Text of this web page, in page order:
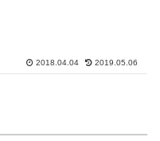
2018.04.04 2019.05.06